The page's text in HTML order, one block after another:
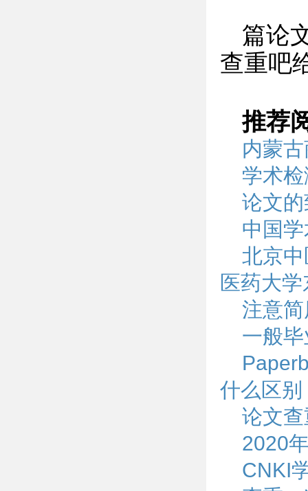
篇论
查重吧
推荐
内蒙
学术
论文
中国
北京
医药大
注意
一般
什么区别
论文
2020
CNKI